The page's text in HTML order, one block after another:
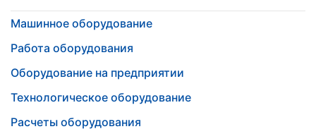
Машинное оборудование
Работа оборудования
Оборудование на предприятии
Технологическое оборудование
Расчеты оборудования